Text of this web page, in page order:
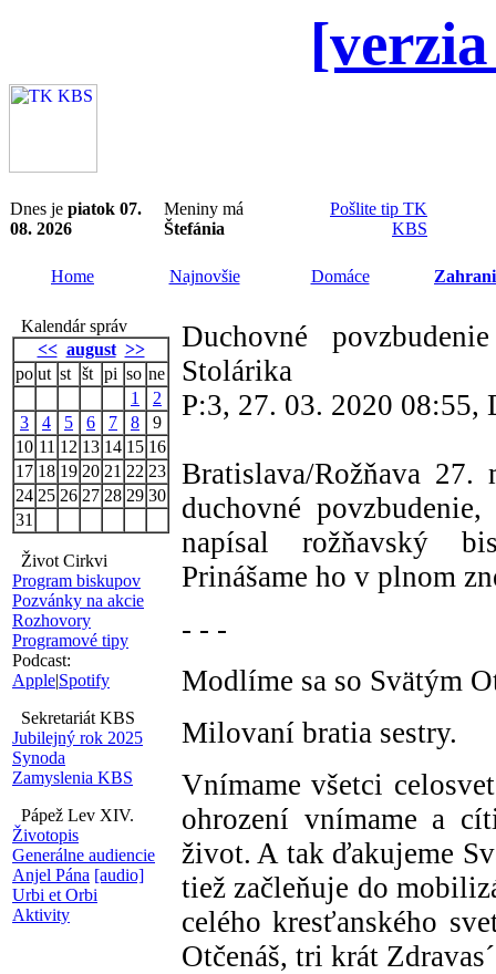
Dnes je piatok 07.
08. 2026
Meniny má
Štefánia
Pošlite tip TK
KBS
Home Najnovšie Domáce
Kalendár správ
<< august >>
po ut st št pi so ne
1
2
3
4 5 6 7 8
9
10 11 12 13 14 15 16
17 18 19 20 21 22 23
24 25 26 27 28 29 30
31
Život Cirkvi
Program biskupov
Pozvánky na akcie
Rozhovory
Programové tipy
Podcast:
Apple|Spotify
Sekretariát KBS
Jubilejný rok 2025
Synoda
Zamyslenia KBS
Pápež Lev XIV.
Životopis
Generálne audiencie
Anjel Pána [audio]
Urbi et Orbi
Aktivity
Duchovné
Stolárika
P:3, 27. 03. 2020 08:55,
Bratislava/Rožňava
duchovné
napísal rožňavský
Prinášame ho v plnom
- - -
Modlíme sa so Svätým
Milovaní bratia sestry.
Vnímame všetci
ohrození vnímame a
život. A tak ďakujeme
tiež začleňuje do
celého kresťanského
Otčenáš, tri krát